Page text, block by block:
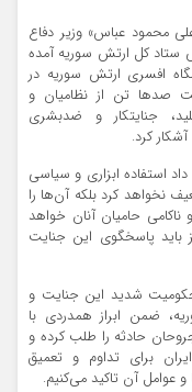
محمود عباس» وزیر دفاع
ستاد کل ارتش سوریه آمده
افسری ارتش سوریه در
صدها تن از نظامیان و
جنایتکار و ضدبشری
کرد.
داد استفاده ابزاری و سیاسی
نخواهد کرد بلکه آن‌ها را
حامیان آنان خواهد
پاسخگوی این جنایت
شدید این جنایت و
ضمن ابراز همدردی با
حادثه را طلب کرده و
برای تداوم و تعمیق
عوامل آن تاکید می‌کنیم.